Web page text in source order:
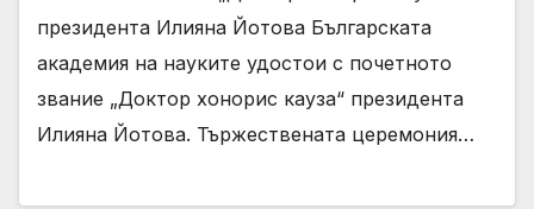
президента Илияна Йотова Българската
академия на науките удостои с почетното
звание „Доктор хонорис кауза“ президента
Илияна Йотова. Тържествената церемония…